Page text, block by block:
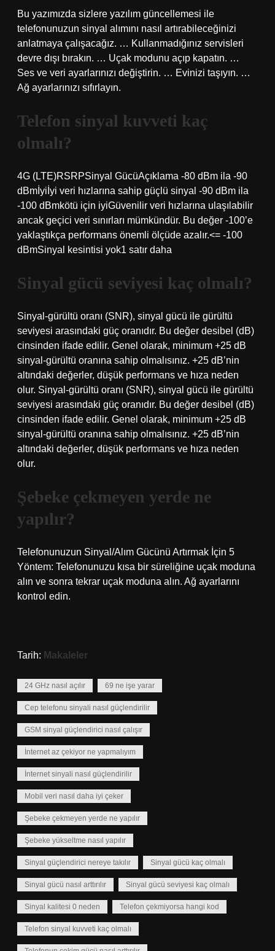
Bu yazımızda sizlere yazılım güncellemesi ile
telefonunuzun sinyal alımını nasıl artırabileceğinizi
anlatmaya çalışacağız. … Kullanmadığınız servisleri
devre dışı bırakın. … Uçak modunu açıp kapatın. …
Ses ve veri ayarlarınızı değiştirin. … Evinizi taşıyın. …
Ağ ayarlarınızı sıfırlayın.
Telefon sinyal kuvveti kaç
olmalı?
4G (LTE)RSRPSinyal GücüAçıklama -80 dBm ila -90
dBmİyiİyi veri hızlarına sahip güçlü sinyal -90 dBm ila
-100 dBmkötü için iyiGüvenilir veri hızlarına ulaşılabilir
ancak geçici veri sınırları mümkündür. Bu değer -100’e
yaklaştıkça performans önemli ölçüde azalır.<= -100
dBmSinyal kesintisi yok1 satır daha
Sinyal gücü seviyesi kaç olmalı?
Sinyal-gürültü oranı (SNR), sinyal gücü ile gürültü
seviyesi arasındaki güç oranıdır. Bu değer desibel (dB)
cinsinden ifade edilir. Genel olarak, minimum +25 dB
sinyal-gürültü oranına sahip olmalısınız. +25 dB’nin
altındaki değerler, düşük performans ve hıza neden
olur. Sinyal-gürültü oranı (SNR), sinyal gücü ile gürültü
seviyesi arasındaki güç oranıdır. Bu değer desibel (dB)
cinsinden ifade edilir. Genel olarak, minimum +25 dB
sinyal-gürültü oranına sahip olmalısınız. +25 dB’nin
altındaki değerler, düşük performans ve hıza neden
olur.
Şebeke çekmeyen yerde ne
yapılır?
Telefonunuzun Sinyal/Alım Gücünü Artırmak İçin 5
Yöntem: Telefonunuzu kısa bir süreliğine uçak moduna
alın ve sonra tekrar uçak moduna alın. Ağ ayarlarını
kontrol edin.
Tarih: Makaleler
24 GHz nasıl açılır 69 ne işe yarar
Cep telefonu sinyali nasıl güçlendirilir
GSM sinyal güçlendirici nasıl çalışır
İnternet az çekiyor ne yapmalıyım
İnternet sinyali nasıl güçlendirilir
Mobil veri nasıl daha iyi çeker
Şebeke çekmeyen yerde ne yapılır
Şebeke yükseltme nasıl yapılır
Sinyal güçlendirici nereye takılır Sinyal gücü kaç olmalı
Sinyal gücü nasıl arttırılır Sinyal gücü seviyesi kaç olmalı
Sinyal kalitesi 0 neden Telefon çekmiyorsa hangi kod
Telefon sinyal kuvveti kaç olmalı